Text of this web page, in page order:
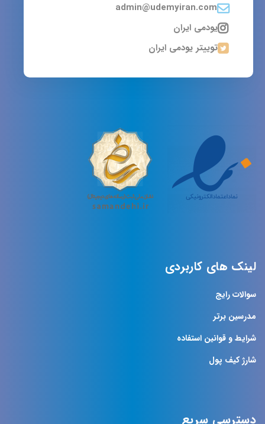
admin@udemyiran.com
یودمی ایران
توییتر یودمی ایران
لینک های کاربردی
سوالات رایج
مدرسین برتر
شرایط و قوانین استفاده
شارژ کیف پول
دسترسی سریع